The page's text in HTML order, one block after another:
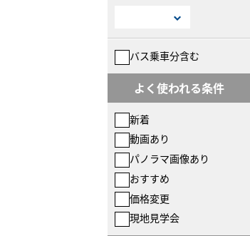
バス乗車分含む
よく使われる条件
新着
動画あり
パノラマ画像あり
おすすめ
価格変更
現地見学会